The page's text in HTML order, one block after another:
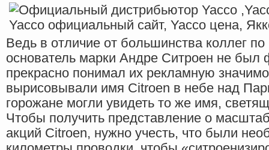
Ведь в отличие от большинства коллег
основатель марки Андре Ситроен не был
прекрасно понимал их рекламную
вырисовывали имя Citroen в небе над
горожане могли увидеть то же имя,
Чтобы получить представление о
акций Citroen, нужно учесть, что были